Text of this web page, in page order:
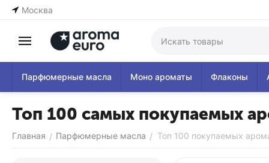
Москва
Парфюмерные масла Моно ароматы Флаконы
Топ 100 самых покупаемых
Главная / Парфюмерные масла / Топ 100 покупаемых